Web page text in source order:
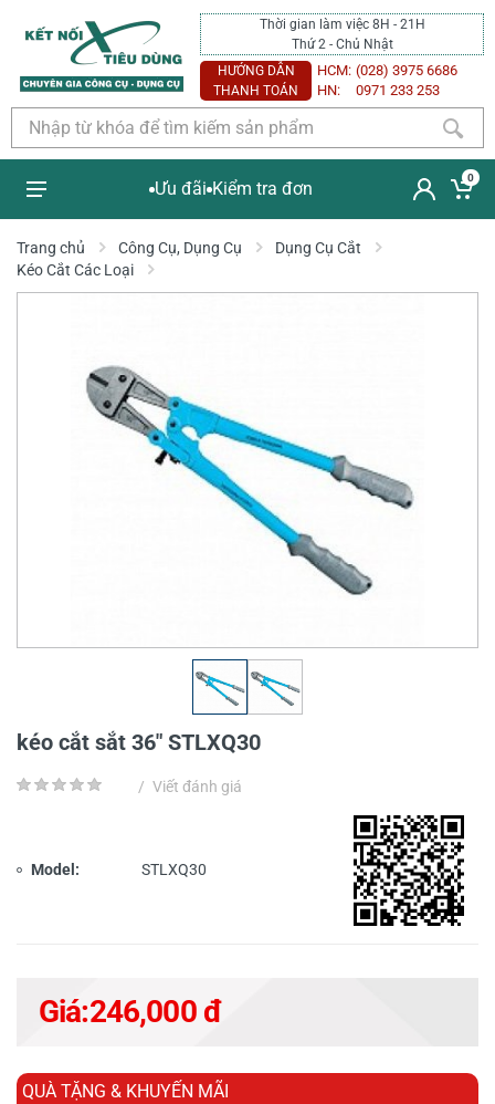
Thời gian làm việc 8H - 21H
Thứ 2 - Chủ Nhật
HƯỚNG DẪN
THANH TOÁN
HCM: (028) 3975 6686
HN:
0971 233 253
Ưu đãi Kiểm tra đơn
0
Trang chủ Công Cụ, Dụng Cụ
Dụng Cụ Cắt
Kéo Cắt Các Loại
kéo cắt sắt 36" STLXQ30
/ Viết đánh giá
Model: STLXQ30
Giá:246,000 đ
QUÀ TẶNG & KHUYẾN MÃI